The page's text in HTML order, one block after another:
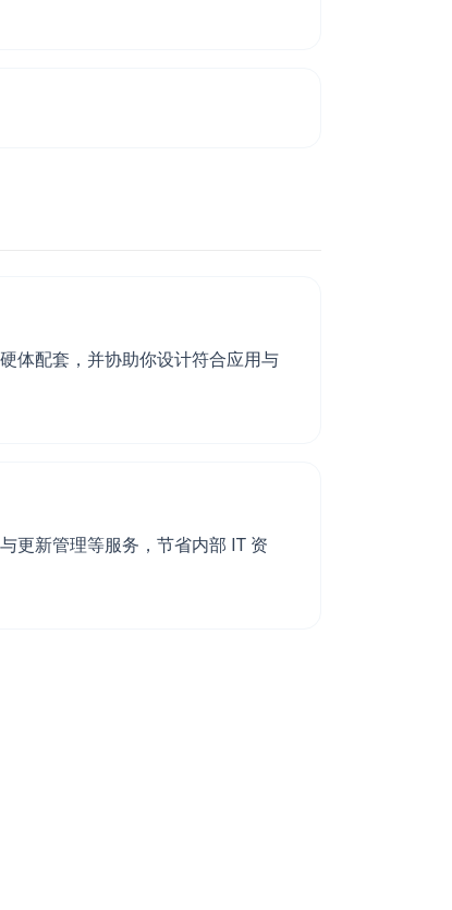
体配套，并协助你设计符合应用与
更新管理等服务，节省内部 IT 资